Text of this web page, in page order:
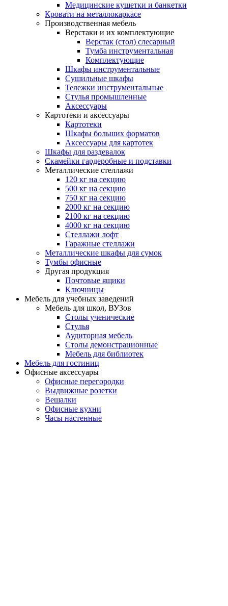
Медицинские кушетки и банкетки
Кровати на металлокаркасе
Производственная мебель
Верстаки и их комплектующие
Верстак (стол) слесарный
Тумба инструментальная
Комплектующие
Шкафы инструментальные
Сушильные шкафы
Тележки инструментальные
Стулья промышленные
Аксессуары
Картотеки и аксессуары
Картотеки
Шкафы больших форматов
Аксессуары для картотек
Шкафы для раздевалок
Скамейки гардеробные и подставки
Металлические стеллажи
120 кг на секцию
500 кг на секцию
750 кг на секцию
2000 кг на секцию
2100 кг на секцию
4000 кг на секцию
Стеллажи лофт
Гаражные стеллажи
Металлические шкафы для сумок
Тумбы офисные
Другая продукция
Почтовые ящики
Ключницы
Мебель для учебных заведений
Мебель для школ, ВУЗов
Столы ученические
Стулья
Аудиторная мебель
Столы демонстрационные
Мебель для библиотек
Мебель для гостиниц
Офисные аксессуары
Офисные перегородки
Выдвижные розетки
Вешалки
Офисные кухни
Часы настенные